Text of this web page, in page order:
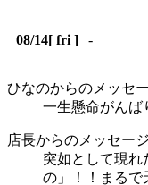
08/14[ fri ] -
ひなのからのメッセ
一生懸命がんば
店長からのメッセージ
突如として現れ
の」！！まるで